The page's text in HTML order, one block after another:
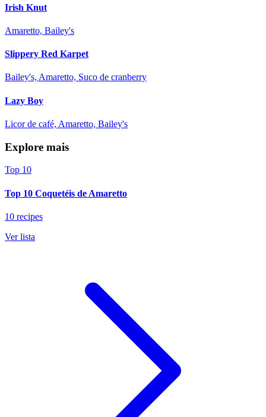
Irish Knut
Amaretto, Bailey's
Slippery Red Karpet
Bailey's, Amaretto, Suco de cranberry
Lazy Boy
Licor de café, Amaretto, Bailey's
Explore mais
Top 10
Top 10 Coquetéis de Amaretto
10 recipes
Ver lista